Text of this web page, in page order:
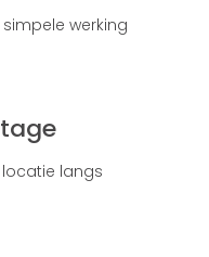
werking
langs